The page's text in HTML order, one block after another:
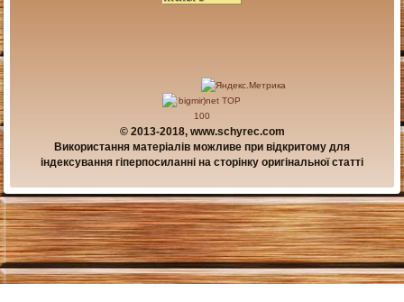
© 2013-2018, www.schyrec.com
Використання матеріалів можливе при відкритому для
індексування гіперпосиланні на сторінку оригінальної статті